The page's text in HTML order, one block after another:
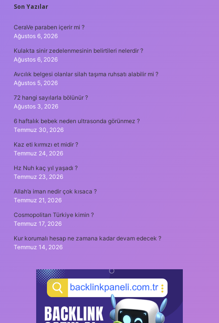
SIDEBAR
Son Yazılar
CeraVe paraben içerir mi ?
Ağustos 6, 2026
Kulakta sinir zedelenmesinin belirtileri nelerdir ?
Ağustos 6, 2026
Avcılık belgesi olanlar silah taşıma ruhsatı alabilir mi ?
Ağustos 5, 2026
72 hangi sayılarla bölünür ?
Ağustos 3, 2026
6 haftalık bebek neden ultrasonda görünmez ?
Temmuz 30, 2026
Kaz eti kırmızı et midir ?
Temmuz 24, 2026
Hz Nuh kaç yıl yaşadı ?
Temmuz 23, 2026
Allah’a iman nedir çok kısaca ?
Temmuz 21, 2026
Cosmopolitan Türkiye kimin ?
Temmuz 17, 2026
Kur korumalı hesap ne zamana kadar devam edecek ?
Temmuz 14, 2026